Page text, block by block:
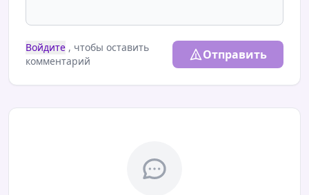
Войдите , чтобы оставить
комментарий
Отправить